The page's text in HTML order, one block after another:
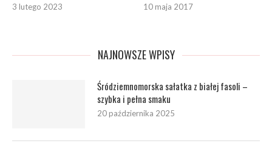
3 lutego 2023 10 maja 2017
NAJNOWSZE WPISY
Śródziemnomorska sałatka z białej fasoli –
szybka i pełna smaku
20 października 2025